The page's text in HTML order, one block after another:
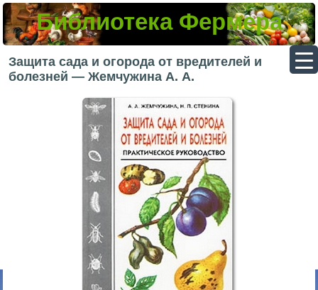
Библиотека Фермера
Защита сада и огорода от вредителей и
болезней — Жемчужина А. А.